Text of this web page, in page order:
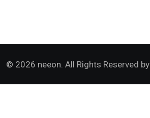
© 2026 neeon. All Rights Reserved by